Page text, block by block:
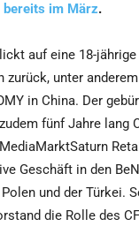
bereits im März.
auf eine 18-
zurück, unter
in China. Der
fünf Jahre lang
Geschäft in den
und der Türkei.
die Rolle des